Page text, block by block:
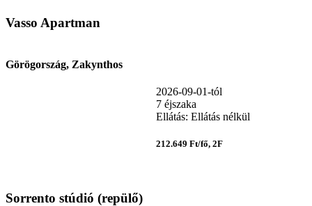
Vasso Apartman
Görögország, Zakynthos
2026-09-01-tól
7 éjszaka
Ellátás: Ellátás nélkül
212.649 Ft/fő, 2F
Sorrento stúdió (repülő)